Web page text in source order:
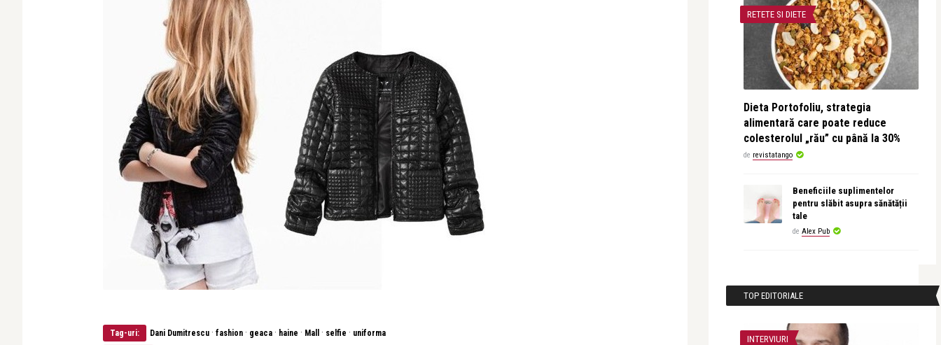
Tag-uri: Dani Dumitrescu · fashion · geaca · haine · Mall · selfie · uniforma
RETETE SI DIETE
Dieta Portofoliu, strategia
alimentară care poate reduce
colesterolul „rău” cu până la 30%
de revistatango
Beneficiile suplimentelor
pentru slăbit asupra sănătății
tale
de Alex Pub
TOP EDITORIALE
INTERVIURI